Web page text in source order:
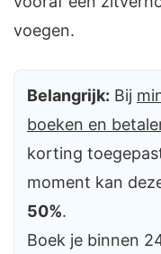
voegen.
Belangrijk: Bij
boeken en
korting
moment kan
50%.
Boek je binnen